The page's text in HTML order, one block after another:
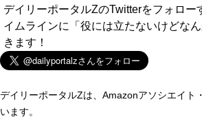
デイリーポータルZのTwitterをフォロー
イムラインに「役には立たないけどな
きます！
デイリーポータルZは、Amazonアソシエイト
います。